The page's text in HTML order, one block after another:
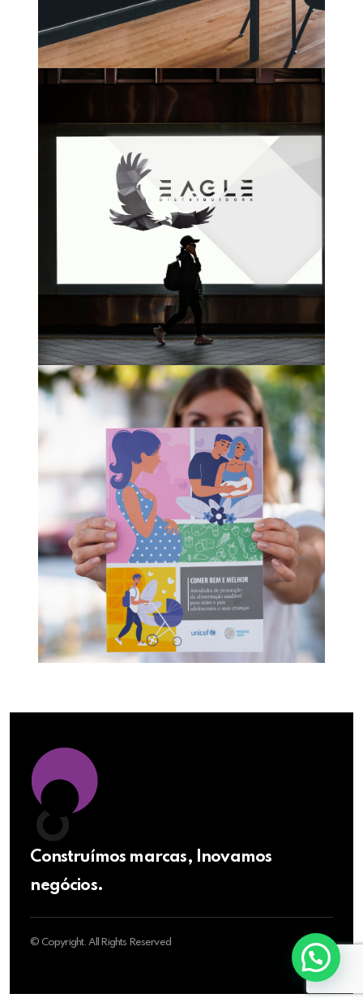
Construímos marcas, Inovamos
negócios.
© Copyright. All Rights Reserved